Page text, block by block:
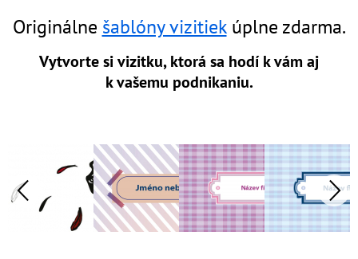
Originálne šablóny vizitiekúplne zdarma.
Vytvorte si vizitku, ktorá sa hodí k vám aj
k vašemu podnikaniu.